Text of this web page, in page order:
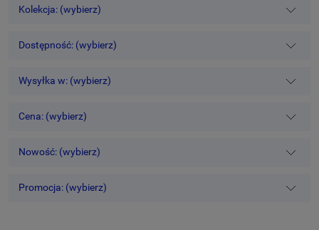
Kolekcja: (wybierz)
Dostępność: (wybierz)
Wysyłka w: (wybierz)
Cena: (wybierz)
Nowość: (wybierz)
Promocja: (wybierz)